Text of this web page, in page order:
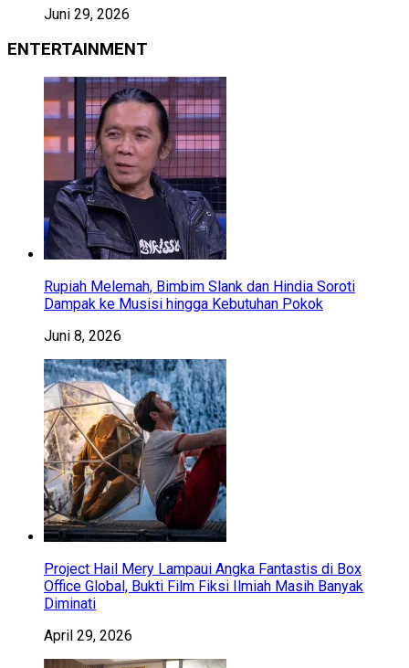
Juni 29, 2026
ENTERTAINMENT
Rupiah Melemah, Bimbim Slank dan Hindia Soroti
Dampak ke Musisi hingga Kebutuhan Pokok
Juni 8, 2026
Project Hail Mery Lampaui Angka Fantastis di Box
Office Global, Bukti Film Fiksi Ilmiah Masih Banyak
Diminati
April 29, 2026